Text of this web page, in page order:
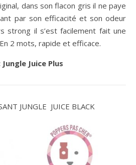
dans son flacon gris il ne paye
par son efficacité et son odeur
strong il s’est facilement fait une
2 mots, rapide et efficace.
Jungle Juice Plus
JUNGLE JUICE BLACK